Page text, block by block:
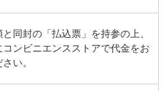
同封の「払込票」を持参の上、
コンビニエンスストアで代金をお
い。